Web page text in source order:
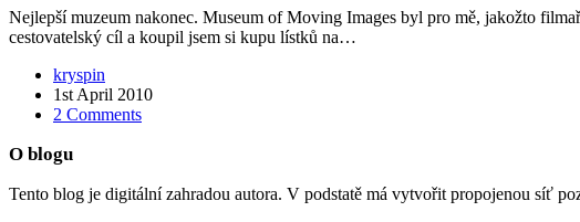
Nejlepší muzeum nakonec. Museum of Moving Images byl pro mě, jakožto
cestovatelský cíl a koupil jsem si kupu lístků na…
kryspin
1st April 2010
2 Comments
O blogu
Tento blog je digitální zahradou autora. V podstatě má vytvořit propojenou síť